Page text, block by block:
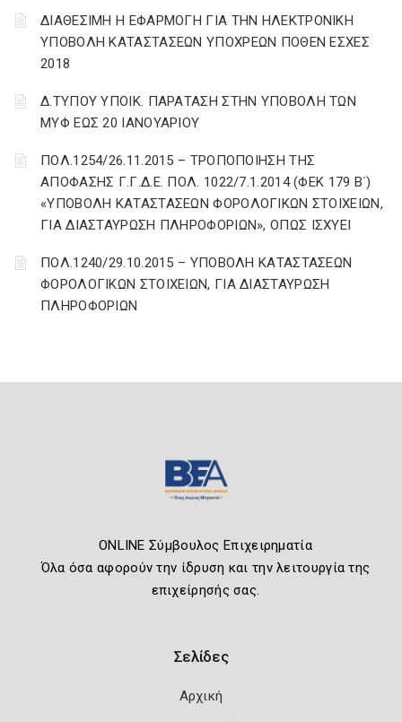
ΔΙΑΘΕΣΙΜΗ Η ΕΦΑΡΜΟΓΗ ΓΙΑ ΤΗΝ ΗΛΕΚΤΡΟΝΙΚΗ
ΥΠΟΒΟΛΗ ΚΑΤΑΣΤΑΣΕΩΝ ΥΠΟΧΡΕΩΝ ΠΟΘΕΝ ΕΣΧΕΣ
2018
Δ.ΤΥΠΟΥ ΥΠΟΙΚ. ΠΑΡΑΤΑΣΗ ΣΤΗΝ ΥΠΟΒΟΛΗ ΤΩΝ
ΜΥΦ ΕΩΣ 20 ΙΑΝΟΥΑΡΙΟΥ
ΠΟΛ.1254/26.11.2015 – ΤΡΟΠΟΠΟΙΗΣΗ ΤΗΣ
ΑΠΟΦΑΣΗΣ Γ.Γ.Δ.Ε. ΠΟΛ. 1022/7.1.2014 (ΦΕΚ 179 Β΄)
«ΥΠΟΒΟΛΗ ΚΑΤΑΣΤΑΣΕΩΝ ΦΟΡΟΛΟΓΙΚΩΝ ΣΤΟΙΧΕΙΩΝ,
ΓΙΑ ΔΙΑΣΤΑΥΡΩΣΗ ΠΛΗΡΟΦΟΡΙΩΝ», ΟΠΩΣ ΙΣΧΥΕΙ
ΠΟΛ.1240/29.10.2015 – ΥΠΟΒΟΛΗ ΚΑΤΑΣΤΑΣΕΩΝ
ΦΟΡΟΛΟΓΙΚΩΝ ΣΤΟΙΧΕΙΩΝ, ΓΙΑ ΔΙΑΣΤΑΥΡΩΣΗ
ΠΛΗΡΟΦΟΡΙΩΝ
ONLINE Σύμβουλος Επιχειρηματία
Όλα όσα αφορούν την ίδρυση και την λειτουργία της
επιχείρησής σας.
Σελίδες
Αρχική